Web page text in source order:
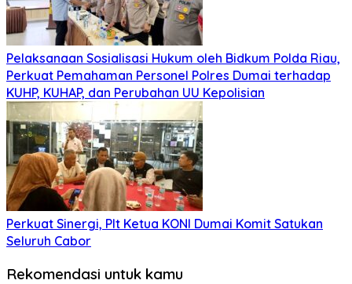
Pelaksanaan Sosialisasi Hukum oleh Bidkum Polda Riau,
Perkuat Pemahaman Personel Polres Dumai terhadap
KUHP, KUHAP, dan Perubahan UU Kepolisian
Perkuat Sinergi, Plt Ketua KONI Dumai Komit Satukan
Seluruh Cabor
Rekomendasi untuk kamu